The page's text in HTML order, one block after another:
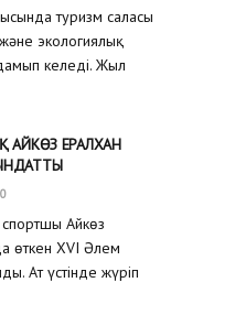
туризм саласы
экологиялық
келеді. Жыл
АЙКӨЗ ЕРАЛХАН
0
спортшы Айкөз
өткен XVI Әлем
Ат үстінде жүріп